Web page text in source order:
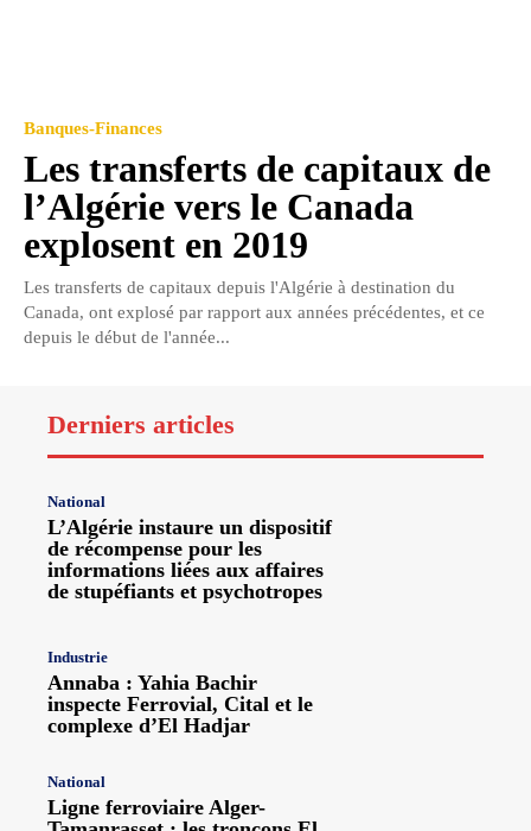
Banques-Finances
Les transferts de capitaux de
l’Algérie vers le Canada
explosent en 2019
Les transferts de capitaux depuis l'Algérie à destination du
Canada, ont explosé par rapport aux années précédentes, et ce
depuis le début de l'année...
Derniers articles
National
L’Algérie instaure un dispositif
de récompense pour les
informations liées aux affaires
de stupéfiants et psychotropes
Industrie
Annaba : Yahia Bachir
inspecte Ferrovial, Cital et le
complexe d’El Hadjar
National
Ligne ferroviaire Alger-